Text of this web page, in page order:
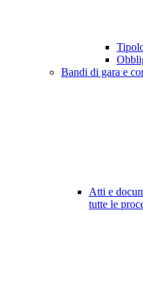
Bandi di gara e
Atti e
tutte le